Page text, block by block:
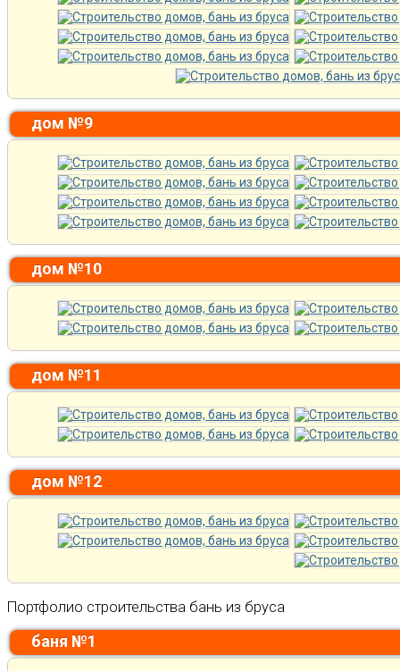
дом №9
дом №10
дом №11
дом №12
Портфолио строительства бань из бруса
баня №1